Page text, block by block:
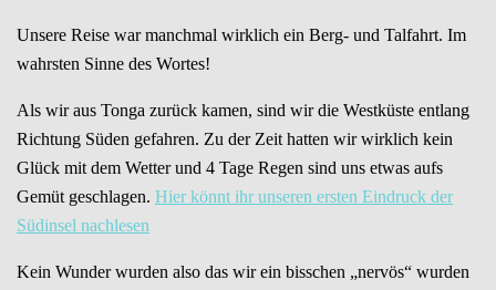
Unsere Reise war manchmal wirklich ein Berg- und Talfahrt. Im
wahrsten Sinne des Wortes!
Als wir aus Tonga zurück kamen, sind wir die Westküste entlang
Richtung Süden gefahren. Zu der Zeit hatten wir wirklich kein
Glück mit dem Wetter und 4 Tage Regen sind uns etwas aufs
Gemüt geschlagen. Hier könnt ihr unseren ersten Eindruck der
Südinsel nachlesen
Kein Wunder wurden also das wir ein bisschen „nervös“ wurden